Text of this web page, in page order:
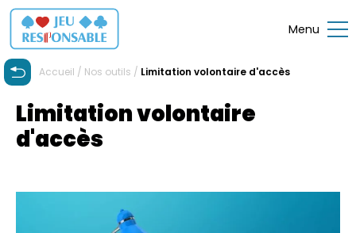
Menu
Accueil / Nos outils / Limitation volontaire d'accès
Limitation volontaire
d'accès